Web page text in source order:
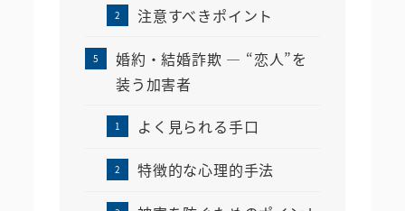
注意すべきポイント
婚約・結婚詐欺 ― “恋人”を
装う加害者
よく見られる手口
特徴的な心理的手法